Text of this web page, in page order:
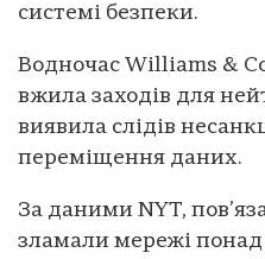
системі безпеки.
Водночас Williams &
вжила заходів для
виявила слідів
переміщення даних.
За даними NYT,
зламали мережі